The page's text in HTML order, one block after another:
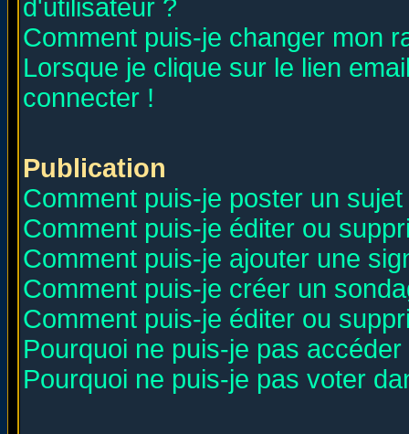
d'utilisateur ?
Comment puis-je changer mon
Lorsque je clique sur le lien
connecter !
Publication
Comment puis-je poster un
Comment puis-je éditer ou
Comment puis-je ajouter une
Comment puis-je créer un
Comment puis-je éditer ou
Pourquoi ne puis-je pas
Pourquoi ne puis-je pas voter